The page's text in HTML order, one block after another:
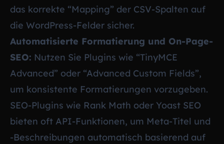
das korrekte “Mapping” der CSV-Spalten auf
die WordPress-Felder sicher.
Automatisierte Formatierung und On-Page-
SEO: Nutzen Sie Plugins wie “TinyMCE
Advanced” oder “Advanced Custom Fields”,
um konsistente Formatierungen vorzugeben.
SEO-Plugins wie Rank Math oder Yoast SEO
bieten oft API-Funktionen, um Meta-Titel und
-Beschreibungen automatisch basierend auf